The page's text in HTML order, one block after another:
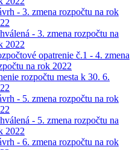
- 3. zmena rozpočtu na rok
- 3. zmena rozpočtu na
2022
opatrenie č.1 - 4. zmena
na rok 2022
rozpočtu mesta k 30. 6.
- 5. zmena rozpočtu na rok
- 5. zmena rozpočtu na
2022
- 6. zmena rozpočtu na rok